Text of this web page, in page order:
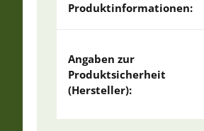
Produktinformationen:
Angaben zur
Produktsicherheit
(Hersteller):